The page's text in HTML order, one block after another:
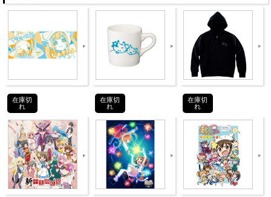
浴衣姿で仲良く涼んでいる、にゃ～たんとチュウたん
商品詳細
DETAIL
仕様 ポリエステル100％
発売日 2021年12月4日
JANコ
ード
4589477677053
在庫切
れ
在庫切
れ
在庫切
れ